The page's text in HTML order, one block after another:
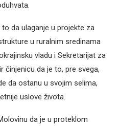
da ulaganje u projekte za
u ruralnim sredinama
vladu i Sekretarijat za
činjenicu da je to, pre svega,
da ostanu u svojim selima,
uslove života.
da je u proteklom